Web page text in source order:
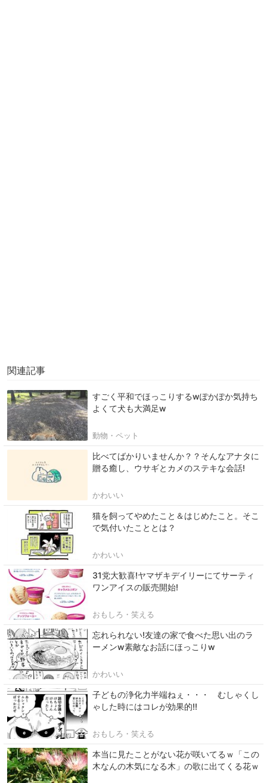
関連記事
すごく平和でほっこりするwぽかぽか気持ち
よくて犬も大満足w
動物・ペット
比べてばかりいませんか？？そんなアナタに
贈る癒し、ウサギとカメのステキな会話!
かわいい
猫を飼ってやめたこと＆はじめたこと。そこ
で気付いたこととは？
かわいい
31党大歓喜!ヤマザキデイリーにてサーティ
ワンアイスの販売開始!
おもしろ・笑える
忘れられない!友達の家で食べた思い出のラ
ーメンw素敵なお話にほっこりw
かわいい
子どもの浄化力半端ねぇ・・・ むしゃくし
ゃした時にはコレが効果的!!
おもしろ・笑える
本当に見たことがない花が咲いてるｗ「この
木なんの木気になる木」の歌に出てくる花ｗ